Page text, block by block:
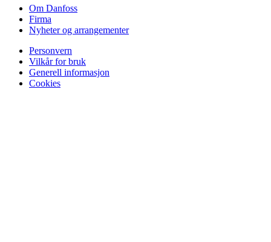
Om Danfoss
Firma
Nyheter og arrangementer
Personvern
Vilkår for bruk
Generell informasjon
Cookies